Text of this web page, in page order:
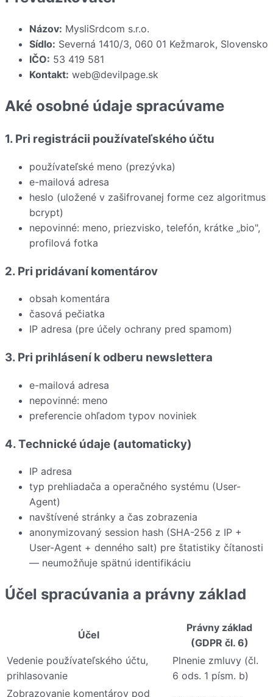
Názov: MysliSrdcom s.r.o.
Sídlo: Severná 1410/3, 060 01 Kežmarok, Slovensko
IČO: 53 419 581
Kontakt: web@devilpage.sk
Aké osobné údaje spracúvame
1. Pri registrácii používateľského účtu
používateľské meno (prezývka)
e-mailová adresa
heslo (uložené v zašifrovanej forme cez algoritmus
bcrypt)
nepovinné: meno, priezvisko, telefón, krátke „bio",
profilová fotka
2. Pri pridávaní komentárov
obsah komentára
časová pečiatka
IP adresa (pre účely ochrany pred spamom)
3. Pri prihlásení k odberu newslettera
e-mailová adresa
nepovinné: meno
preferencie ohľadom typov noviniek
4. Technické údaje (automaticky)
IP adresa
typ prehliadača a operačného systému (User-
Agent)
navštívené stránky a čas zobrazenia
anonymizovaný session hash (SHA-256 z IP +
User-Agent + denného salt) pre štatistiky čítanosti
— neumožňuje spätnú identifikáciu
Účel spracúvania a právny základ
Účel
Právny základ
(GDPR čl. 6)
Vedenie používateľského účtu,
prihlasovanie
Plnenie zmluvy (čl.
6 ods. 1 písm. b)
Zobrazovanie komentárov pod